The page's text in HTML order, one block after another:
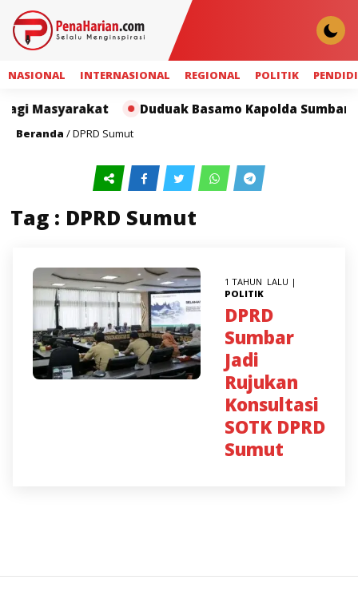
NASIONAL INTERNASIONAL REGIONAL POLITIK
Masyarakat Duduak Basamo Kapolda Sumbar
Beranda /DPRD Sumut
Tag : DPRD Sumut
1 TAHUN LALU |
POLITIK
DPRD
Sumbar
Jadi
Rujukan
Konsultasi
SOTK DPRD
Sumut